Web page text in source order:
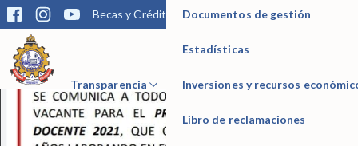
Becas y Créditos Matrícula Trámites Biblioteca
IESTP Manuel Seoane Corrales
Transparencia
Documentos de gestión
Estadísticas
Inversiones y recursos
Libro de reclamaciones